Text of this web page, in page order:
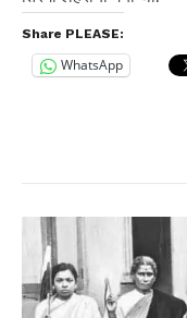
Share PLEASE:
WhatsApp